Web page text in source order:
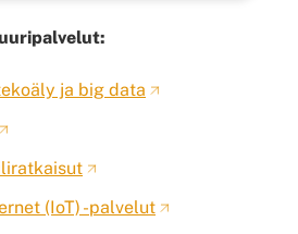
ja big data
(IoT) -palvelut